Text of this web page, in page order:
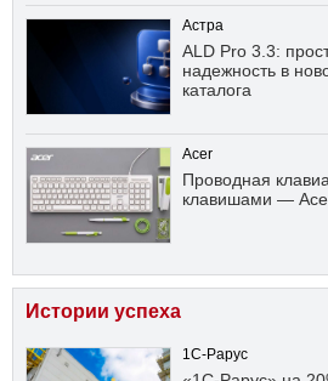
Астра
ALD Pro 3.3:
надежность в
каталога
Acer
Проводная
клавишами —
Истории успеха
1С-Рарус